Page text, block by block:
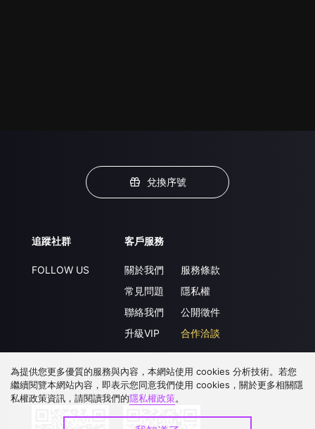
兌換序號
追蹤社群
FOLLOW US
客戶服務
關於我們
常見問題
聯絡我們
升級VIP
服務條款
隱私權
公開徵件
合作洽談
下載 APP
為提供您更多優質的服務與內容，本網站使用 cookies 分析技術。若您
繼續閱覽本網站內容，即表示您同意我們使用 cookies，關於更多相關隱
私權政策資訊，請閱讀我們的隱私權政策。